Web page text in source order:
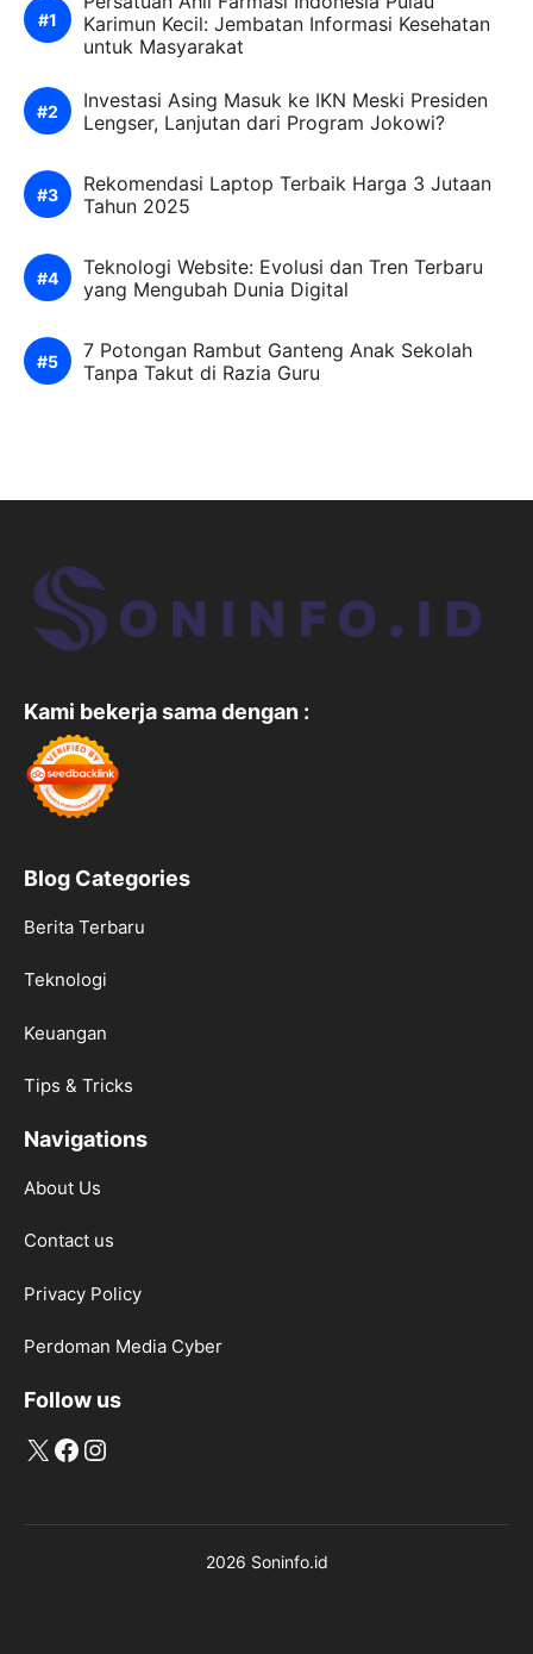
Karimun Kecil: Jembatan Informasi Kesehatan
untuk Masyarakat
Investasi Asing Masuk ke IKN Meski Presiden
Lengser, Lanjutan dari Program Jokowi?
Rekomendasi Laptop Terbaik Harga 3 Jutaan
Tahun 2025
Teknologi Website: Evolusi dan Tren Terbaru
yang Mengubah Dunia Digital
7 Potongan Rambut Ganteng Anak Sekolah
Tanpa Takut di Razia Guru
Kami bekerja sama dengan :
Blog Categories
Berita Terbaru
Teknologi
Keuangan
Tips & Tricks
Navigations
About Us
Contact us
Privacy Policy
Perdoman Media Cyber
Follow us
X Facebook
Instagram
2026 Soninfo.id